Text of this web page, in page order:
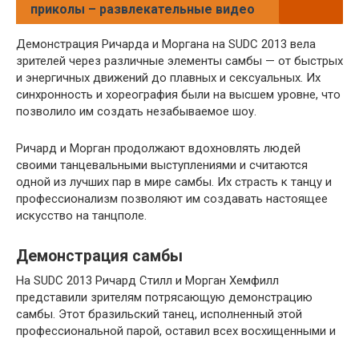
приколы – развлекательные видео
Демонстрация Ричарда и Моргана на SUDC 2013 вела
зрителей через различные элементы самбы — от быстрых
и энергичных движений до плавных и сексуальных. Их
синхронность и хореография были на высшем уровне, что
позволило им создать незабываемое шоу.
Ричард и Морган продолжают вдохновлять людей
своими танцевальными выступлениями и считаются
одной из лучших пар в мире самбы. Их страсть к танцу и
профессионализм позволяют им создавать настоящее
искусство на танцполе.
Демонстрация самбы
На SUDC 2013 Ричард Стилл и Морган Хемфилл
представили зрителям потрясающую демонстрацию
самбы. Этот бразильский танец, исполненный этой
профессиональной парой, оставил всех восхищенными и